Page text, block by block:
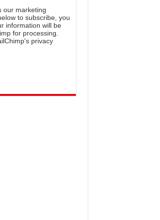
our marketing
to subscribe, you
information will be
for processing
's privacy